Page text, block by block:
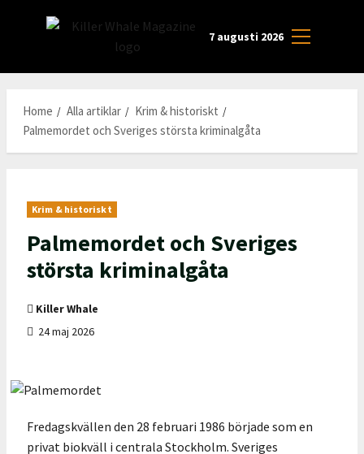
7 augusti 2026
Primary
Home Alla artiklar
Krim & historiskt
Palmemordet och Sveriges största kriminalgåta
Krim & historiskt
Palmemordet och Sveriges
största kriminalgåta
Killer Whale
24 maj 2026
Fredagskvällen den 28 februari 1986 började som en
privat biokväll i centrala Stockholm. Sveriges